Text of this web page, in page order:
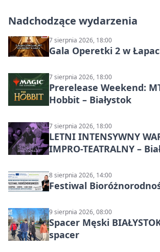
Nadchodzące wydarzenia
7 sierpnia 2026, 18:00
Gala Operetki 2 w
7 sierpnia 2026, 18:00
Prerelease Weekend:
Hobbit – Białystok
7 sierpnia 2026, 18:00
LETNI INTENSYWNY
IMPRO-TEATRALNY –
8 sierpnia 2026, 14:00
Festiwal
9 sierpnia 2026, 08:00
Spacer Męski
spacer